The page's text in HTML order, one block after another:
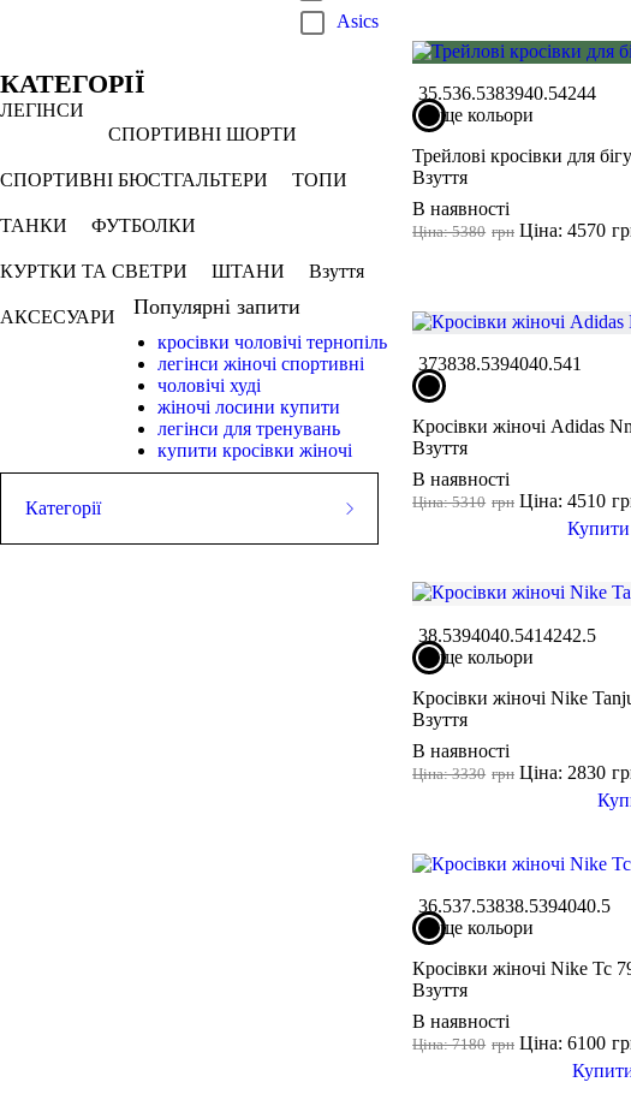
Asics
КАТЕГОРІЇ
ЛЕГІНСИ
СПОРТИВНІ ШОРТИ
СПОРТИВНІ БЮСТГАЛЬТЕРИ ТОПИ
ТАНКИ ФУТБОЛКИ
КУРТКИ ТА СВЕТРИ ШТАНИ Взуття
АКСЕСУАРИ Популярні запити
кросівки чоловічі тернопіль
легінси жіночі спортивні
чоловічі худі
жіночі лосини купити
легінси для тренувань
купити кросівки жіночі
Категорії
35.536.5383940.54244
ще кольори
Трейлові кросівки для
Взуття
В наявності
грн
Ціна: 5380
Ціна: 4570
373838.5394040.541
Кросівки жіночі Adidas
Взуття
В наявності
грн
Ціна: 5310
Ціна: 4510
Купити
38.5394040.5414242.5
ще кольори
Кросівки жіночі Nike
Взуття
В наявності
грн
Ціна: 3330
Ціна: 2830
36.537.53838.5394040.5
ще кольори
Кросівки жіночі Nike Tc
Взуття
В наявності
грн
Ціна: 7180
Ціна: 6100